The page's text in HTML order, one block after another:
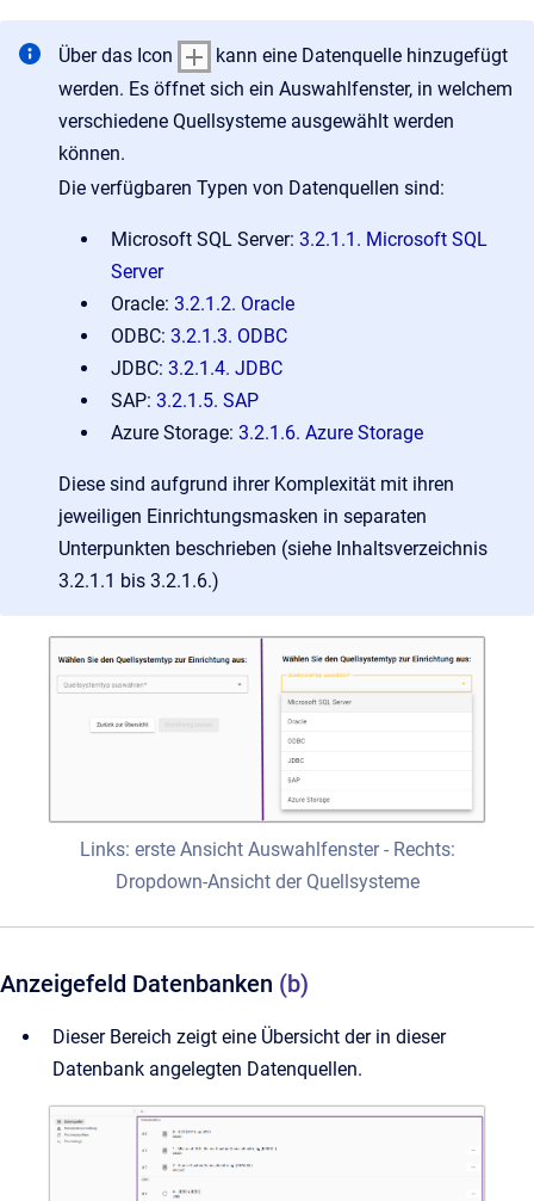
Über das Icon
kann eine Datenquelle hinzugefügt
werden. Es öffnet sich ein Auswahlfenster, in welchem
verschiedene Quellsysteme ausgewählt werden
können.
Die verfügbaren Typen von Datenquellen sind:
Microsoft SQL Server: 3.2.1.1. Microsoft SQL
Server
Oracle: 3.2.1.2. Oracle
ODBC: 3.2.1.3. ODBC
JDBC: 3.2.1.4. JDBC
SAP: 3.2.1.5. SAP
Azure Storage: 3.2.1.6. Azure Storage
Diese sind aufgrund ihrer Komplexität mit ihren
jeweiligen Einrichtungsmasken in separaten
Unterpunkten beschrieben (siehe Inhaltsverzeichnis
3.2.1.1 bis 3.2.1.6.)
Links: erste Ansicht Auswahlfenster - Rechts:
Dropdown-Ansicht der Quellsysteme
Anzeigefeld Datenbanken (b)
Dieser Bereich zeigt eine Übersicht der in dieser
Datenbank angelegten Datenquellen.